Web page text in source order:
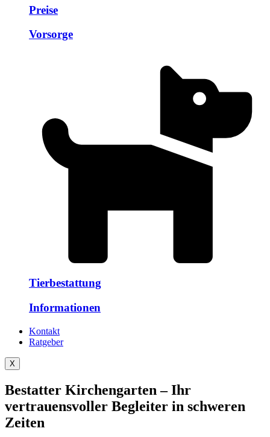
Preise
Vorsorge
Tierbestattung
Informationen
Kontakt
Ratgeber
X
Bestatter Kirchengarten – Ihr
vertrauensvoller Begleiter in schweren
Zeiten